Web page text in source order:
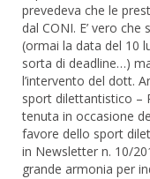
prevedeva che le
dal CONI. E’ vero
(ormai la data del 10
sorta di deadline…)
l’intervento del dott.
sport dilettantistico –
tenuta in occasione
favore dello sport
in Newsletter n. 10/
grande armonia per